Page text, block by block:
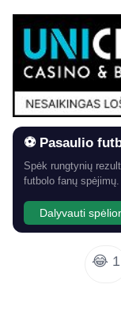
⚽ Pasaulio
Spėk rungtynių
futbolo fanų spėjimų.
Dalyvauti
😂 1